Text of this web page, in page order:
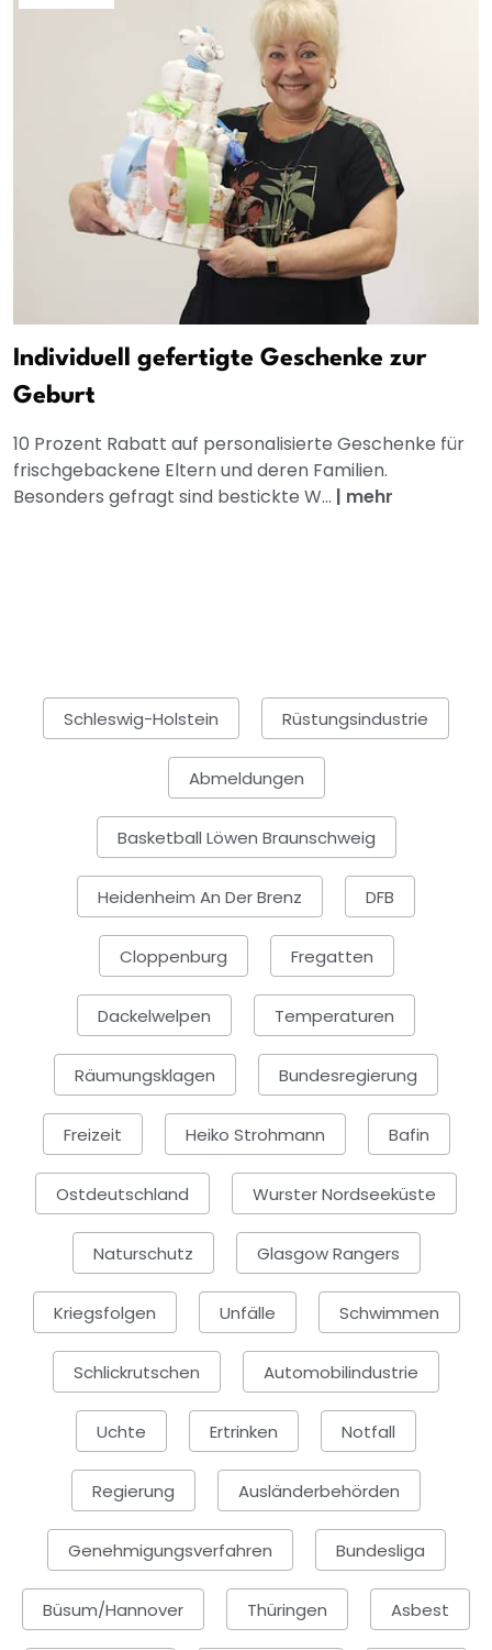
Individuell gefertigte Geschenke zur
Geburt
10 Prozent Rabatt auf personalisierte Geschenke für
frischgebackene Eltern und deren Familien.
Besonders gefragt sind bestickte W... | mehr
Schleswig-Holstein Rüstungsindustrie
Abmeldungen
Basketball Löwen Braunschweig
Heidenheim An Der Brenz DFB
Cloppenburg Fregatten
Dackelwelpen Temperaturen
Räumungsklagen Bundesregierung
Freizeit Heiko Strohmann Bafin
Ostdeutschland Wurster Nordseeküste
Naturschutz Glasgow Rangers
Kriegsfolgen Unfälle Schwimmen
Schlickrutschen Automobilindustrie
Uchte Ertrinken Notfall
Regierung Ausländerbehörden
Genehmigungsverfahren Bundesliga
Büsum/Hannover Thüringen Asbest